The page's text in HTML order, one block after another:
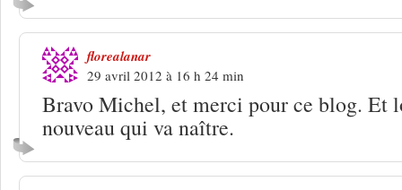
florealanar
29 avril 2012 à 16 h 24 min
Bravo Michel, et merci pour ce blog. Et
nouveau qui va naître.